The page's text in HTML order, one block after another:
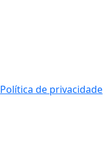
Política de privacidade